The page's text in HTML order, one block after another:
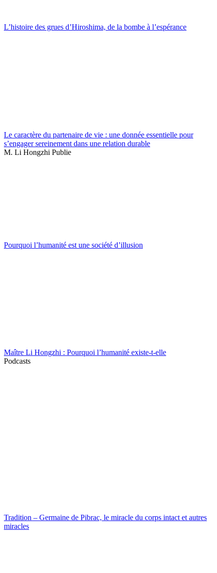
L’histoire des grues d’Hiroshima, de la bombe à l’espérance
Le caractère du partenaire de vie : une donnée essentielle pour
s’engager sereinement dans une relation durable
M. Li Hongzhi Publie
Pourquoi l’humanité est une société d’illusion
Maître Li Hongzhi : Pourquoi l’humanité existe-t-elle
Podcasts
Tradition – Germaine de Pibrac, le miracle du corps intact et autres
miracles